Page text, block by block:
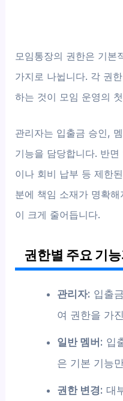
모임통장의 권한은 기본
가지로 나뉩니다. 각 권
하는 것이 모임 운영의
관리자는 입출금 승인,
기능을 담당합니다. 반
이나 회비 납부 등 제한
분에 책임 소재가 명확
이 크게 줄어듭니다.
권한별 주요 기
관리자: 입출
여 권한을 가
일반 멤버: 입
은 기본 기능
권한 변경: 대